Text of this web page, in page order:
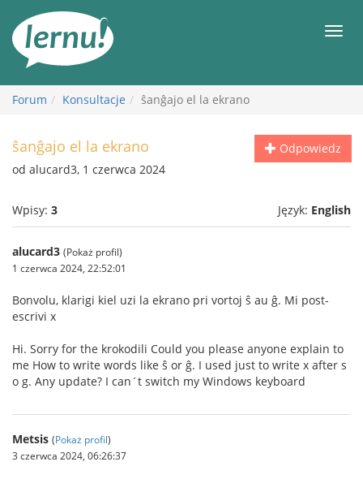
Forum Konsultacje ŝanĝajo el la ekrano
Odpowiedz
ŝanĝajo el la ekrano
od alucard3, 1 czerwca 2024
Wpisy: 3 Język: English
alucard3 (Pokaż profil)
1 czerwca 2024, 22:52:01
Bonvolu, klarigi kiel uzi la ekrano pri vortoj ŝ au ĝ. Mi post-
escrivi x
Hi. Sorry for the krokodili Could you please anyone explain to
me How to write words like ŝ or ĝ. I used just to write x after s
o g. Any update? I can´t switch my Windows keyboard
Metsis (Pokaż profil)
3 czerwca 2024, 06:26:37